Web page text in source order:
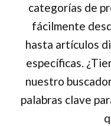
producto
categorías de
fácilmente
hasta artículos
específicas.
nuestro
palabras clave